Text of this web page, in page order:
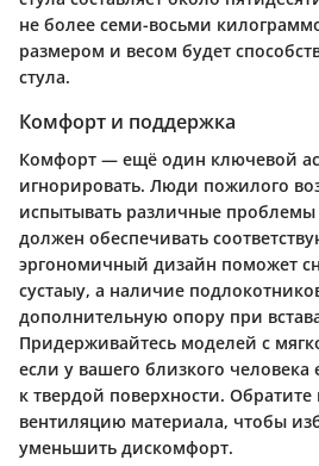
не более семи-восьми
размером и весом будет
стула.
Комфорт и поддержка
Комфорт — ещё один ключевой
игнорировать. Люди пожилого
испытывать различные проблемы
должен обеспечивать
эргономичный дизайн поможет
сустаыу, а наличие
дополнительную опору при
Придерживайтесь моделей с
если у вашего близкого человека
к твердой поверхности.
вентиляцию материала, чтобы
уменьшить дискомфорт.